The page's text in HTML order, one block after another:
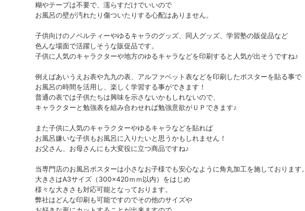
糊やテープは不要で、濡らすだけでいいので
お風呂の壁が汚れたり傷ついたりする心配はありません。
子供向けのノベルティーやゆるキャラのグッズ、同人グッズ、学習塾の販促品など
色んな場面で活躍しそうな販促品です。
子供に人気のキャラクターや地方のゆるキャラなどを印刷すると人気が出そうですね♪
例えばあいうえお表や九九の表、アルファベット表などを印刷したポスターを貼る事で
お風呂の時間を活用し、楽しく学習する事ができます！
普通の表では子供たちは興味を示さないかもしれないので、
キャラクターと勉強表を組み合わせれば勉強意欲がＵＰできます♪
また子供に人気のキャラクターやゆるキャラなどを貼れば
お風呂嫌いな子供もお風呂に入りたいと思うかもしれません！
お父さん、お母さんにも大変役に立つ商品ですね♪
当専門店のお風呂ポスターは小さなお子様でも安心なように角丸加工を施しております。
大きさはA3サイズ（300×420ｍｍ以内）をはじめ
様々な大きさも対応可能となっております。
弊社はどんな印刷も可能ですのでその他のサイズや